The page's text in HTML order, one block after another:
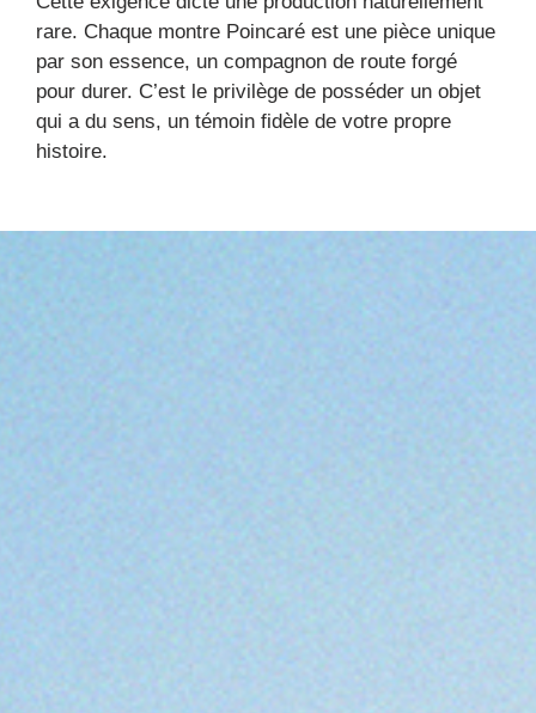
rare. Chaque montre Poincaré est une pièce unique
par son essence, un compagnon de route forgé
pour durer. C’est le privilège de posséder un objet
qui a du sens, un témoin fidèle de votre propre
histoire.